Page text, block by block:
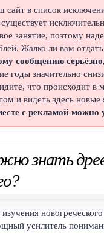
сайт в список
занятие, поэтому
Жалко ли вам
сообщению
годы значительно
что происходит
и видеть здесь
с рекламой можно
знать
усилитель